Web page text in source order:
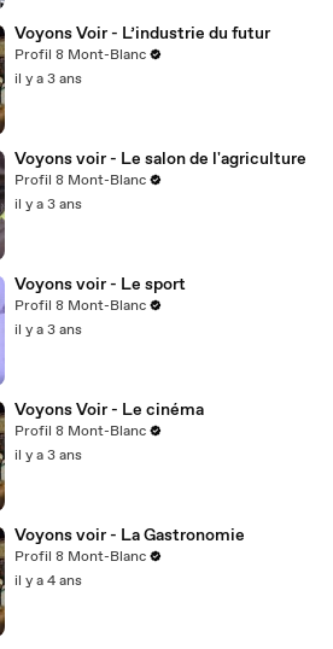
Voyons Voir - L’industrie du futur
Profil 8 Mont-Blanc
il y a 3 ans
Voyons voir - Le salon de l'agriculture
Profil 8 Mont-Blanc
il y a 3 ans
Voyons voir - Le sport
Profil 8 Mont-Blanc
il y a 3 ans
Voyons Voir - Le cinéma
Profil 8 Mont-Blanc
il y a 3 ans
Voyons voir - La Gastronomie
Profil 8 Mont-Blanc
il y a 4 ans